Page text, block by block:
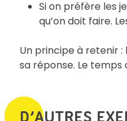
Si on préfère les
qu’on doit faire.
Un principe à retenir :
sa réponse. Le
D’AUTRES